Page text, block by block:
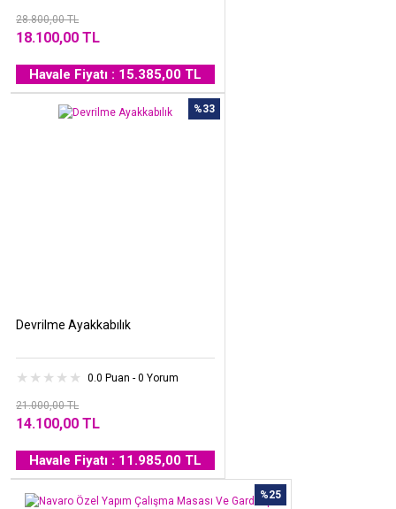
28.800,00 TL
18.100,00 TL
Havale Fiyatı : 15.385,00 TL
%33
Devrilme Ayakkabılık
0.0 Puan - 0 Yorum
21.000,00 TL
14.100,00 TL
Havale Fiyatı : 11.985,00 TL
%25